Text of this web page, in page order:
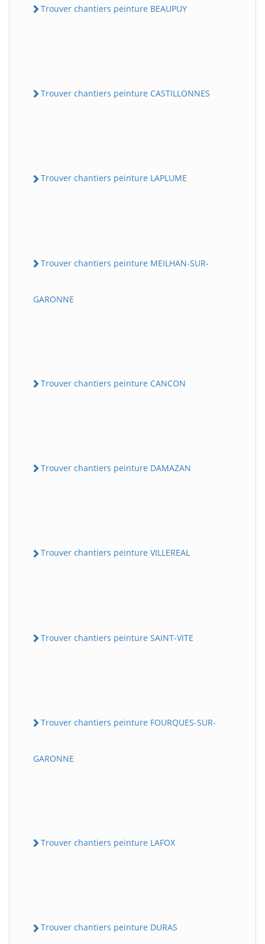
Trouver chantiers peinture BEAUPUY
Trouver chantiers peinture CASTILLONNES
Trouver chantiers peinture LAPLUME
Trouver chantiers peinture MEILHAN-SUR-
GARONNE
Trouver chantiers peinture CANCON
Trouver chantiers peinture DAMAZAN
Trouver chantiers peinture VILLEREAL
Trouver chantiers peinture SAINT-VITE
Trouver chantiers peinture FOURQUES-SUR-
GARONNE
Trouver chantiers peinture LAFOX
Trouver chantiers peinture DURAS